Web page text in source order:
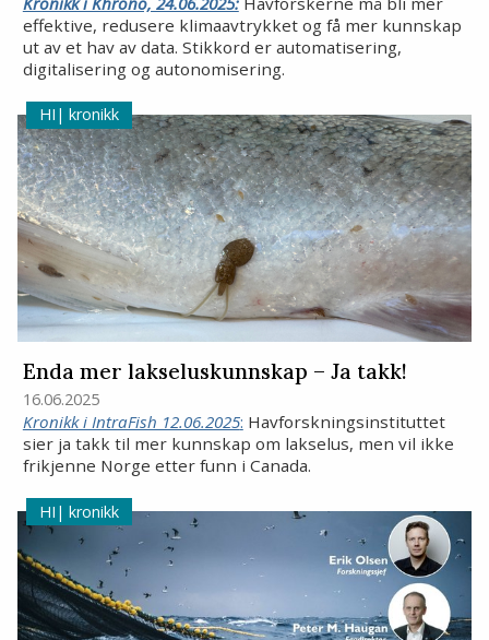
effektive, redusere klimaavtrykket og få mer kunnskap
ut av et hav av data. Stikkord er automatisering,
digitalisering og autonomisering.
kronikk
Enda mer lakseluskunnskap – Ja takk!
16.06.2025
Kronikk i IntraFish 12.06.2025: Havforskningsinstituttet
sier ja takk til mer kunnskap om lakselus, men vil ikke
frikjenne Norge etter funn i Canada.
kronikk